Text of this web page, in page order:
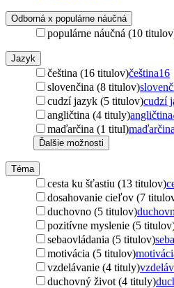
Odborná x populárne náučná
populárne náučná (10
Jazyk
čeština (16 titulov)čeština16
slovenčina (8 titulov)
cudzí jazyk (5 titulov)cudzí
angličtina (4 tituly)angličtina
maďarčina (1 titul)maďarčina
Ďalšie možnosti
Téma
cesta ku šťastiu (13 titulov)
dosahovanie cieľov (7
duchovno (5 titulov)
pozitívne myslenie (5
sebaovládania (5 titulov)
motivácia (5 titulov)
vzdelávanie (4 tituly)
duchovný život (4 tituly)